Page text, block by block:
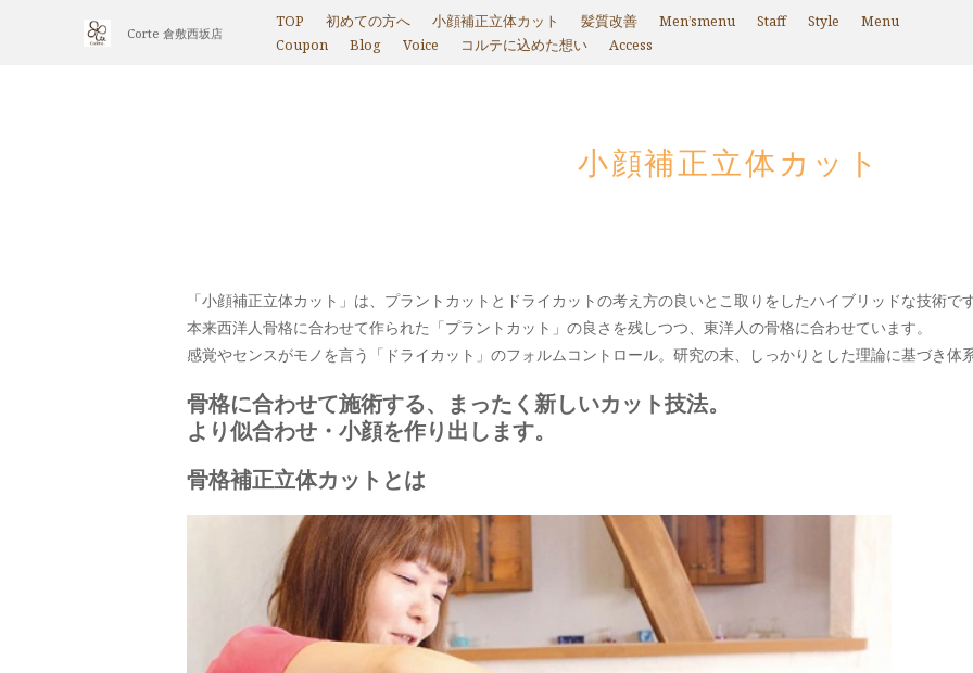
Corte 倉敷西坂店
TOP 初めての方へ 小顔補正立体カット 髪質改善 Men’smenu Staff Style
Menu
Coupon
Blog Voice コルテに込めた想い Access
小顔補正立体カット
「小顔補正立体カット」は、プラントカットとドライカットの考え方の良いとこ取りをしたハイブリッドな技術です
本来西洋人骨格に合わせて作られた「プラントカット」の良さを残しつつ、東洋人の骨格に合わせています。
感覚やセンスがモノを言う「ドライカット」のフォルムコントロール。研究の末、しっかりとした理論に基づき体
骨格に合わせて施術する、まったく新しいカット技法。
より似合わせ・小顔を作り出します。
骨格補正立体カットとは